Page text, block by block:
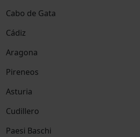
Cabo de Gata
Cádiz
Aragona
Pireneos
Asturia
Cudillero
Paesi Baschi